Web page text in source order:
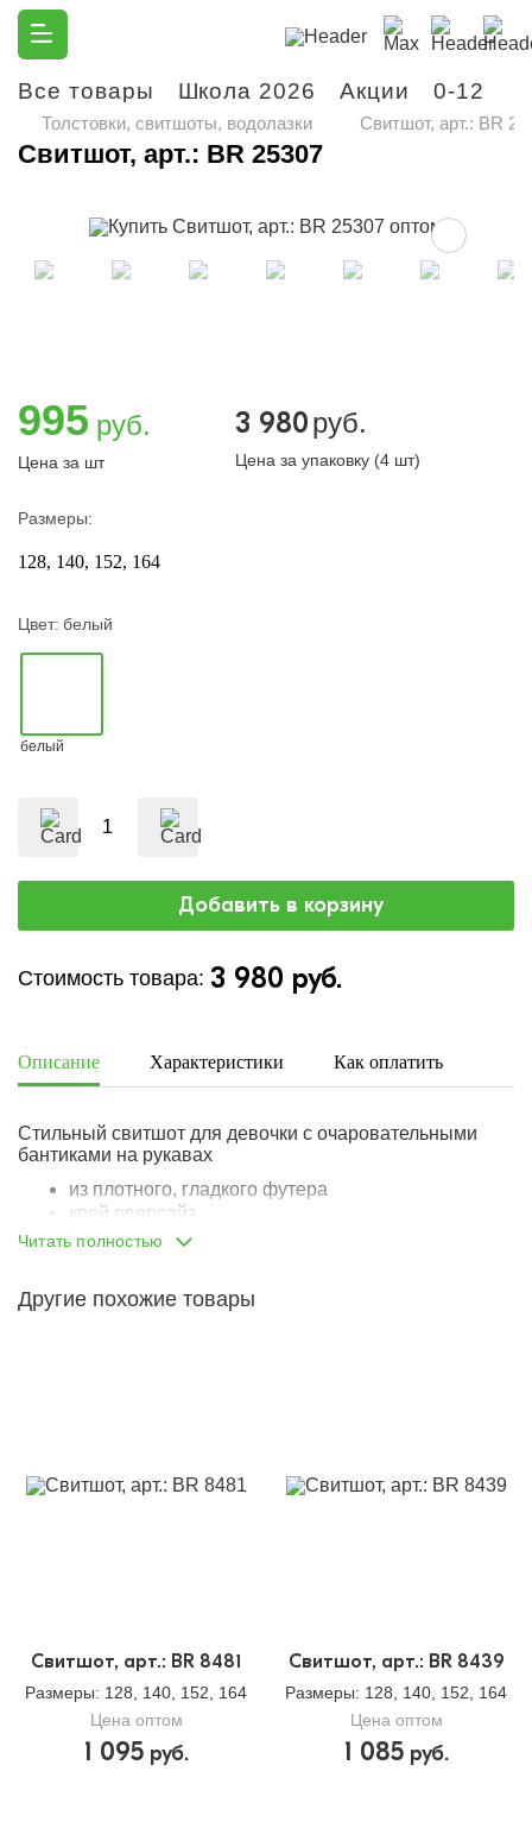
Все товары Школа 2026 Акции 0-12
Толстовки, свитшоты, водолазки Свитшот, арт.: BR
Свитшот, арт.: BR 25307
995 руб.
Цена за шт
3 980руб.
Цена за упаковку (4 шт)
Размеры:
128 140 152 164
Цвет: белый
белый
Стоимость товара: 3 980 руб.
Описание Характеристики Как оплатить
Стильный свитшот для девочки с очаровательными
бантиками на рукавах
из плотного, гладкого футера
крой оверсайз
опущенная линия плеча
основная часть изделия
Читать полностью
Другие похожие товары
Свитшот, арт.: BR 8481
Размеры: 128, 140, 152, 164
Цена оптом
1 095руб.
Свитшот, арт.: BR 8439
Размеры: 128, 140, 152, 164
Цена оптом
1 085руб.